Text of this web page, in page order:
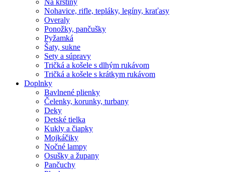
Na krstiny
Nohavice, rifle, tepláky, legíny, kraťasy
Overaly
Ponožky, pančušky
Pyžamká
Šaty, sukne
Sety a súpravy
Tričká a košele s dlhým rukávom
Tričká a košele s krátkym rukávom
Doplnky
Bavlnené plienky
Čelenky, korunky, turbany
Deky
Detské tielka
Kukly a čiapky
Mojkáčiky
Nočné lampy
Osušky a župany
Pančuchy